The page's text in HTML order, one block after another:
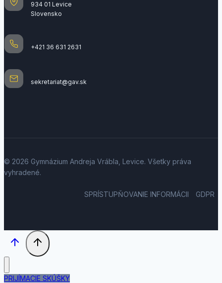
934 01 Levice
Slovensko
+421 36 631 2631
sekretariat@gav.sk
© 2026 Gymnázium Andreja Vrábla, Levice. Všetky práva
vyhradené.
SPRÍSTUPŇOVANIE INFORMÁCII GDPR
PRIJÍMACIE SKÚŠKY